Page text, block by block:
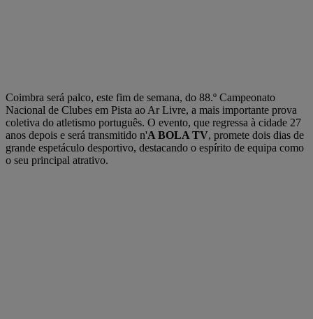
Coimbra será palco, este fim de semana, do 88.º Campeonato
Nacional de Clubes em Pista ao Ar Livre, a mais importante prova
coletiva do atletismo português. O evento, que regressa à cidade 27
anos depois e será transmitido n'A BOLA TV, promete dois dias de
grande espetáculo desportivo, destacando o espírito de equipa como
o seu principal atrativo.